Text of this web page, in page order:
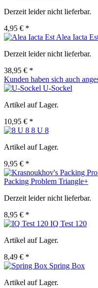
Derzeit leider nicht lieferbar.
4,95 € *
Alea Iacta
Derzeit leider nicht lieferbar.
38,95 € *
Kunden haben sich auch
U-Sockel
Artikel auf Lager.
10,95 € *
8 U 8
Artikel auf Lager.
9,95 € *
Packing Problem Triangle+
Derzeit leider nicht lieferbar.
8,95 € *
IQ Test 120
Artikel auf Lager.
8,49 € *
Spring Box
Artikel auf Lager.